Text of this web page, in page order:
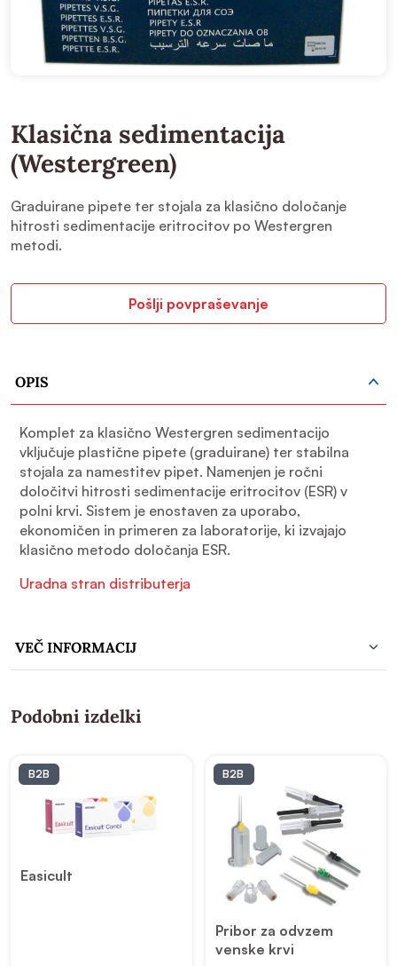
Klasična sedimentacija
(Westergreen)
Graduirane pipete ter stojala za klasično določanje
hitrosti sedimentacije eritrocitov po Westergren
metodi.
Pošlji povpraševanje
OPIS
Komplet za klasično Westergren sedimentacijo
vključuje plastične pipete (graduirane) ter stabilna
stojala za namestitev pipet. Namenjen je ročni
določitvi hitrosti sedimentacije eritrocitov (ESR) v
polni krvi. Sistem je enostaven za uporabo,
ekonomičen in primeren za laboratorije, ki izvajajo
klasično metodo določanja ESR.
Uradna stran distributerja
VEČ INFORMACIJ
Podobni izdelki
B2B
Easicult
B2B
Pribor za odvzem
venske krvi